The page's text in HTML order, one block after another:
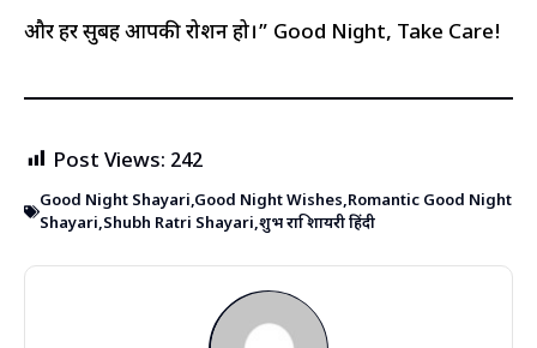
और हर सुबह आपकी रोशन हो।” Good Night, Take Care!
Post Views: 242
Good Night Shayari,Good Night Wishes,Romantic Good Night
Shayari,Shubh Ratri Shayari,शुभ रात्रि शायरी हिंदी